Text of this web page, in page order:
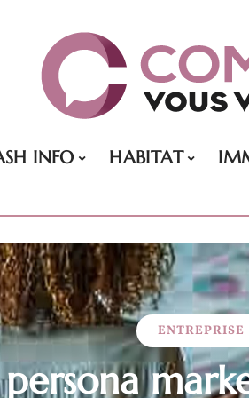
INFO HABITAT
ENTREPRISE